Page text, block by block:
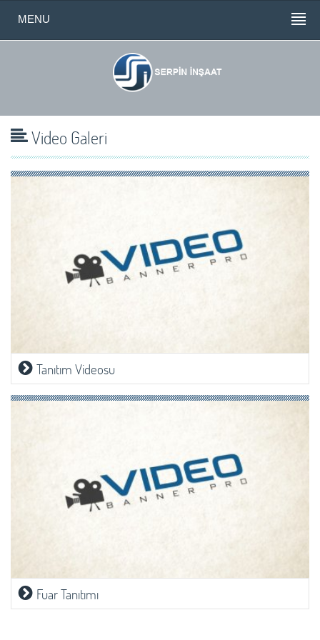
MENU
Video Galeri
Tanıtım Videosu
Fuar Tanıtımı